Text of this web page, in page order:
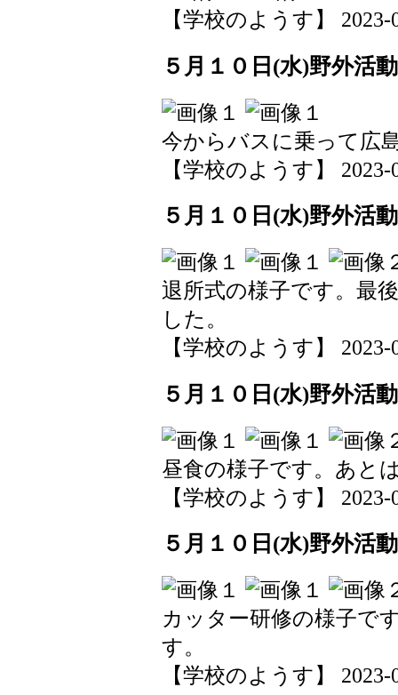
【学校のようす】 2023-
５月１０日(水)野外活動
今からバスに乗って広
【学校のようす】 2023-
５月１０日(水)野外活動
退所式の様子です。最
した。
【学校のようす】 2023-
５月１０日(水)野外活動
昼食の様子です。あと
【学校のようす】 2023-
５月１０日(水)野外活動
カッター研修の様子で
す。
【学校のようす】 2023-